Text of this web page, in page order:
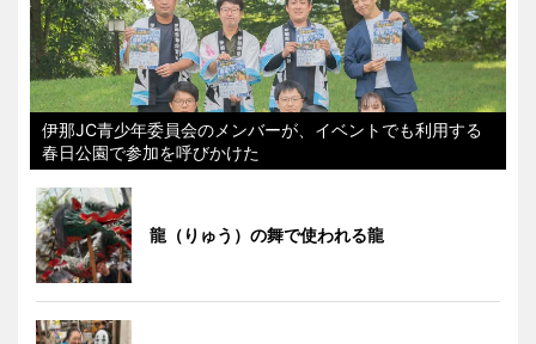
伊那JC青少年委員会のメンバーが、イベントでも利用する
春日公園で参加を呼びかけた
龍（りゅう）の舞で使われる龍